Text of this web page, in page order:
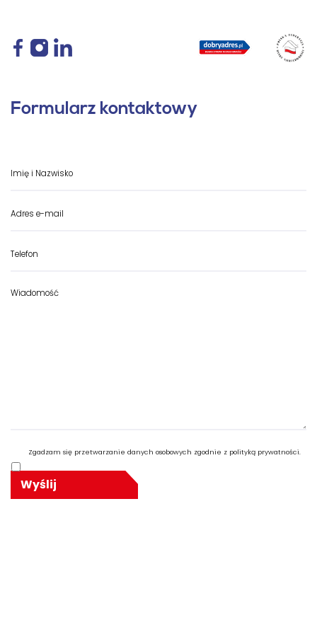
Formularz kontaktowy
Zgadzam się przetwarzanie danych osobowych zgodnie z polityką prywatności.